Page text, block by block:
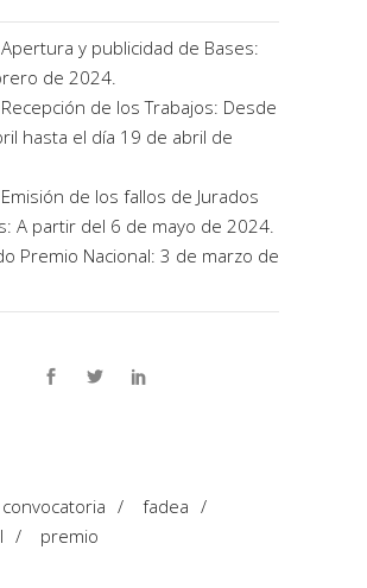
y publicidad de Bases:
de 2024.
de los Trabajos: Desde
hasta el día 19 de abril de
de los fallos de Jurados
A partir del 6 de mayo de 2024.
Premio Nacional: 3 de marzo de
convocatoria / fadea /
/ premio